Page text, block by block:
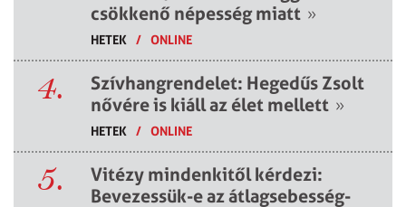
csökkenő népesség miatt »
HETEK / ONLINE
4.
Szívhangrendelet: Hegedűs Zsolt
nővére is kiáll az élet mellett »
HETEK / ONLINE
5.
Vitézy mindenkitől kérdezi:
Bevezessük-e az átlagsebesség-